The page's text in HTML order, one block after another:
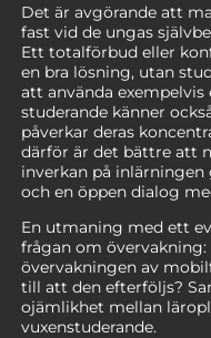
Det är avgörande att
fast vid de ungas
Ett totalförbud eller
en bra lösning, utan
att använda
studerande känner
påverkar deras
därför är det bättre att
inverkan på
och en öppen dialog
En utmaning med ett
frågan om övervakning:
övervakningen av
till att den efterföljs?
ojämlikhet mellan
vuxenstuderande.